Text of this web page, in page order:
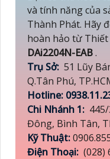
và tính năng của
Thành Phát. Hãy
hoàn hảo từ Thiết
DAi2204N-EAB.
Trụ Sở: 51 Lũy
Q.Tân Phú,
Hotline:
Chi Nhánh 1:
Đông, Bình Tân,
Kỹ Thuật:
Điện Thoại: (028)